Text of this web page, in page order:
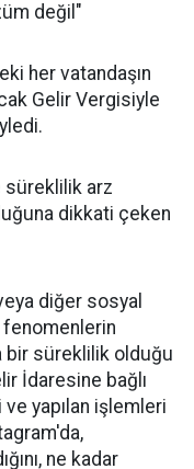
değil"
her vatandaşın
Gelir Vergisiyle
süreklilik arz
dikkati çeken
diğer sosyal
fenomenlerin
bir süreklilik olduğu
İdaresine bağlı
yapılan işlemleri
ne kadar